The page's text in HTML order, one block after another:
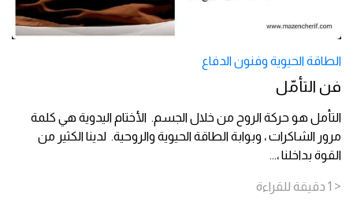
الطاقة الحيوية وفنون الدفاع
فن التأمّل
التأمل هو حركة الروح من خلال الجسم. الأختام اليدوية هي كلمة
مرور الشاكرات ، وبوابة الطاقة الحيوية والروحية. لدينا الكثير من
القوة بداخلنا ،...
< 1 دقيقة للقراءة